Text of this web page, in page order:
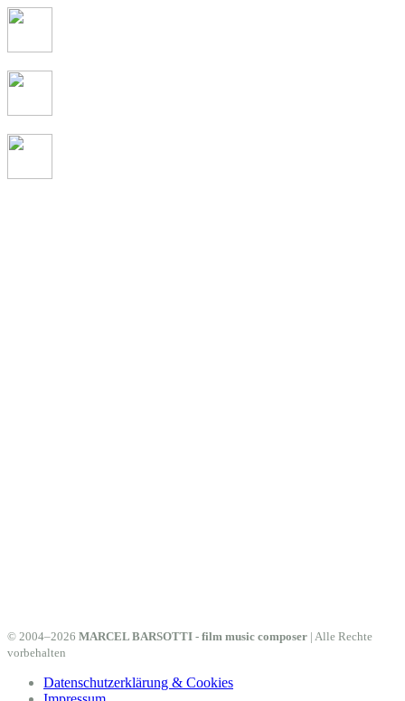
© 2004–2026 MARCEL BARSOTTI - film music composer | Alle Rechte
vorbehalten
Datenschutzerklärung & Cookies